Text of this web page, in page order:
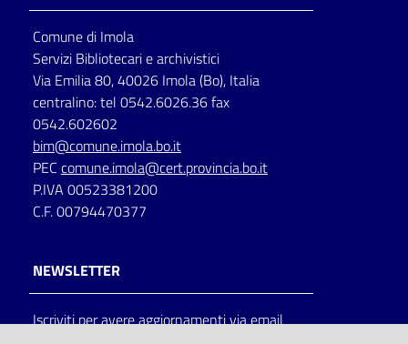
Comune di Imola
Servizi Bibliotecari e archivistici
Via Emilia 80, 40026 Imola (Bo), Italia
centralino: tel 0542.6026.36 fax
0542.602602
bim@comune.imola.bo.it
PEC comune.imola@cert.provincia.bo.it
P.IVA 00523381200
C.F. 00794470377
NEWSLETTER
Iscriviti per avere aggiornamenti via email